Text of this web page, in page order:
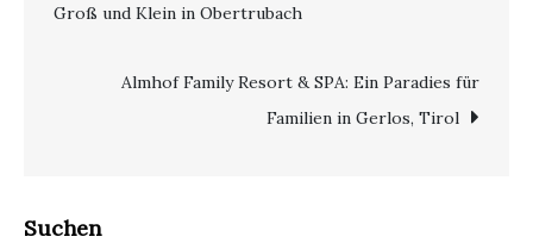
Groß und Klein in Obertrubach
Almhof Family Resort & SPA: Ein Paradies für
Familien in Gerlos, Tirol
Suchen